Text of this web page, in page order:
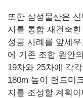
또한 삼성물산은
지를 통합 재건축한
성공 사례를 앞세
에 기존 조합 원안
19차와 25차에 각
180m 높이 랜드마
지를 조성할 계획